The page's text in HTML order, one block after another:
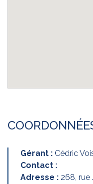
Gérant : Cédric
Contact :
Adresse : 268,